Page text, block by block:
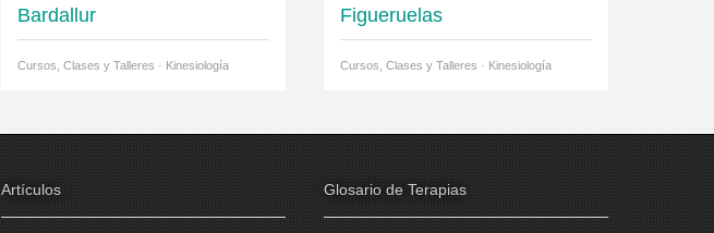
Bardallur
Cursos, Clases y Talleres · Kinesiología
Figueruelas
Cursos, Clases y Talleres · Kinesiología
Artículos Glosario de Terapias